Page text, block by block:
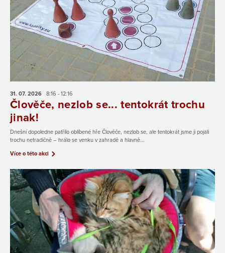
31. 07. 2026 8:16 - 12:16
Člověče, nezlob se... tentokrát trochu
jinak!
Dnešní dopoledne patřilo oblíbené hře Člověče, nezlob se, ale tentokrát jsme ji pojali
trochu netradičně – hrálo se venku v zahradě a hlavně...
Více o této akci